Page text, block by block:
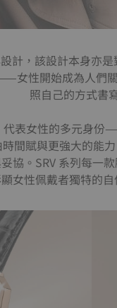
計，該設計本身亦
女性開始成為人們
照自己的方式書
代表女性的多元身
間賦與更強大的能
協。SRV 系列每一
女性佩戴者獨特的